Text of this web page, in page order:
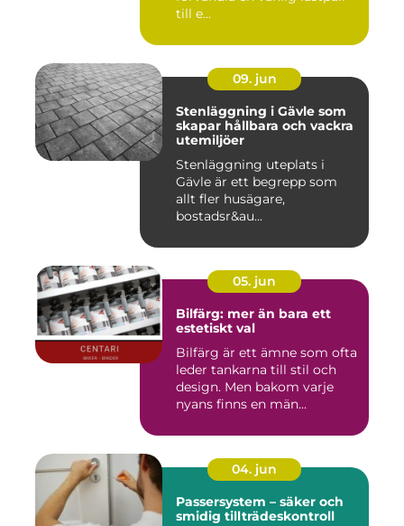
till e...
09. jun
Stenläggning i Gävle som
skapar hållbara och vackra
utemiljöer
Stenläggning uteplats i
Gävle är ett begrepp som
allt fler husägare,
bostadsr&au...
05. jun
Bilfärg: mer än bara ett
estetiskt val
Bilfärg är ett ämne som ofta
leder tankarna till stil och
design. Men bakom varje
nyans finns en män...
04. jun
Passersystem – säker och
smidig tillträdeskontroll